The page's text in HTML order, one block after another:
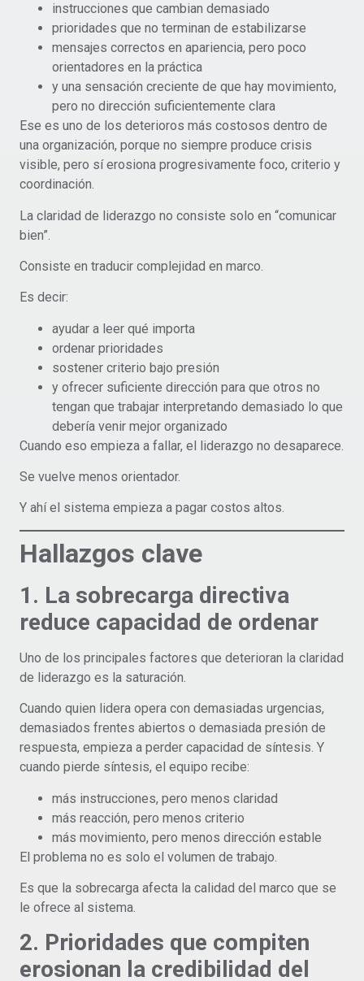
instrucciones que cambian demasiado
prioridades que no terminan de estabilizarse
mensajes correctos en apariencia, pero poco
orientadores en la práctica
y una sensación creciente de que hay movimiento,
pero no dirección suficientemente clara
Ese es uno de los deterioros más costosos dentro de
una organización, porque no siempre produce crisis
visible, pero sí erosiona progresivamente foco, criterio y
coordinación.
La claridad de liderazgo no consiste solo en “comunicar
bien”.
Consiste en traducir complejidad en marco.
Es decir:
ayudar a leer qué importa
ordenar prioridades
sostener criterio bajo presión
y ofrecer suficiente dirección para que otros no
tengan que trabajar interpretando demasiado lo que
debería venir mejor organizado
Cuando eso empieza a fallar, el liderazgo no desaparece.
Se vuelve menos orientador.
Y ahí el sistema empieza a pagar costos altos.
Hallazgos clave
1. La sobrecarga directiva
reduce capacidad de ordenar
Uno de los principales factores que deterioran la claridad
de liderazgo es la saturación.
Cuando quien lidera opera con demasiadas urgencias,
demasiados frentes abiertos o demasiada presión de
respuesta, empieza a perder capacidad de síntesis. Y
cuando pierde síntesis, el equipo recibe:
más instrucciones, pero menos claridad
más reacción, pero menos criterio
más movimiento, pero menos dirección estable
El problema no es solo el volumen de trabajo.
Es que la sobrecarga afecta la calidad del marco que se
le ofrece al sistema.
2. Prioridades que compiten
erosionan la credibilidad del